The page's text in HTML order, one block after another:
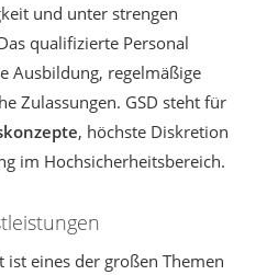
und unter strengen
qualifizierte Personal
Ausbildung, regelmäßige
Zulassungen. GSD steht für
, höchste Diskretion
im Hochsicherheitsbereich.
ist eines der großen Themen